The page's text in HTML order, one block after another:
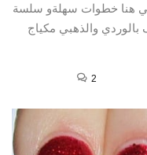
مكياج لعيد الحب 2018 تابعي هنا خطوات سهلةو سلسة
لعيد الحب 2018 مختلف بالوردي والذهبي مكياج
2